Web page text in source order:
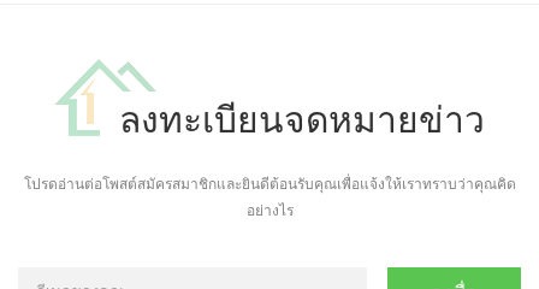
ลงทะเบียนจดหมายข่าว
โปรดอ่านต่อโพสต์สมัครสมาชิกและยินดีต้อนรับคุณเพื่อแจ้งให้เราทราบว่าคุณคิด
อย่างไร